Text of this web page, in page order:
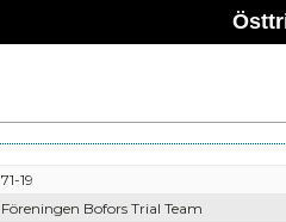
71-19
Föreningen Bofors Trial Team